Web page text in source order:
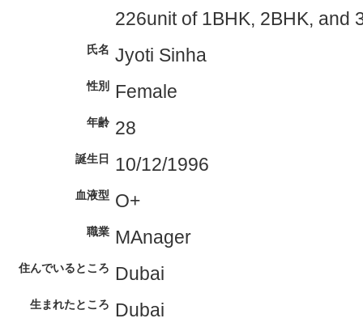
226unit of 1BHK, 2BHK, and
氏名 Jyoti Sinha
性別 Female
年齢 28
誕生日 10/12/1996
血液型 O+
職業 MAnager
住んでいるところ Dubai
生まれたところ Dubai